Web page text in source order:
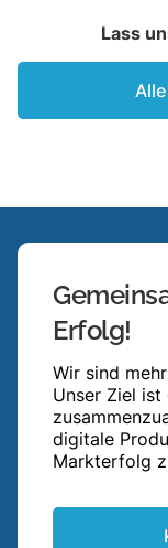
Lass
Erfolg!
Wir sind
Unser Ziel ist
digitale
Markterfolg